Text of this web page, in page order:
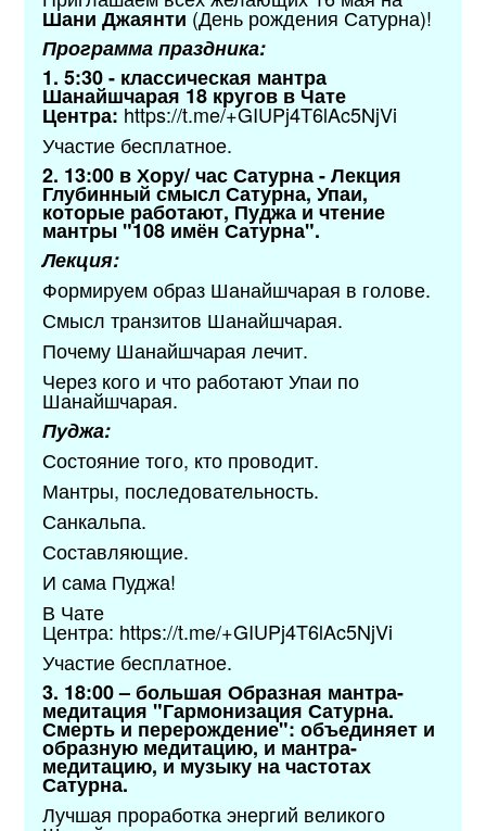
Шани Джаянти (День рождения Сатурна)!
Программа праздника:
1. 5:30 - классическая мантра
Шанайшчарая 18 кругов в Чате
Центра: https://t.me/+GIUPj4T6lAc5NjVi
Участие бесплатное.
2. 13:00 в Хору/ час Сатурна - Лекция
Глубинный смысл Сатурна, Упаи,
которые работают, Пуджа и чтение
мантры "108 имён Сатурна".
Лекция:
Формируем образ Шанайшчарая в голове.
Смысл транзитов Шанайшчарая.
Почему Шанайшчарая лечит.
Через кого и что работают Упаи по
Шанайшчарая.
Пуджа:
Состояние того, кто проводит.
Мантры, последовательность.
Санкальпа.
Составляющие.
И сама Пуджа!
В Чате
Центра: https://t.me/+GIUPj4T6lAc5NjVi
Участие бесплатное.
3. 18:00 – большая Образная мантра-
медитация "Гармонизация Сатурна.
Смерть и перерождение": объединяет и
образную медитацию, и мантра-
медитацию, и музыку на частотах
Сатурна.
Лучшая проработка энергий великого